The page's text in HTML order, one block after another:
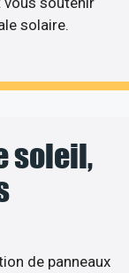
solaire.
soleil,
de panneaux